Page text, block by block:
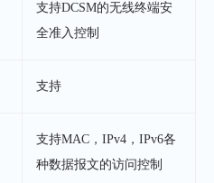
支持DCSM的无线终端安
全准入控制
支持
支持MAC，IPv4，IPv6各
种数据报文的访问控制